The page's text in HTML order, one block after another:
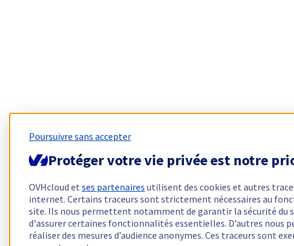
Poursuivre sans accepter
Protéger votre vie privée est notre
OVHcloud et ses partenaires utilisent des cookies et autres
internet. Certains traceurs sont strictement nécessaires au
site. Ils nous permettent notamment de garantir la sécurité du
d'assurer certaines fonctionnalités essentielles. D’autres nous
réaliser des mesures d’audience anonymes. Ces traceurs sont